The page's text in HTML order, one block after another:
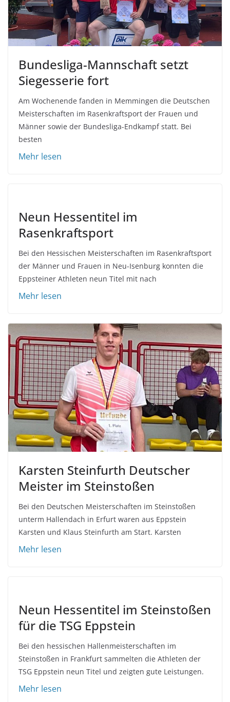
Bundesliga-Mannschaft setzt
Siegesserie fort
Am Wochenende fanden in Memmingen die Deutschen
Meisterschaften im Rasenkraftsport der Frauen und
Männer sowie der Bundesliga-Endkampf statt. Bei
besten
Neun Hessentitel im
Rasenkraftsport
Bei den Hessischen Meisterschaften im Rasenkraftsport
der Männer und Frauen in Neu-Isenburg konnten die
Eppsteiner Athleten neun Titel mit nach
Karsten Steinfurth Deutscher
Meister im Steinstoßen
Bei den Deutschen Meisterschaften im Steinstoßen
unterm Hallendach in Erfurt waren aus Eppstein
Karsten und Klaus Steinfurth am Start. Karsten
Neun Hessentitel im Steinstoßen
für die TSG Eppstein
Bei den hessischen Hallenmeisterschaften im
Steinstoßen in Frankfurt sammelten die Athleten der
TSG Eppstein neun Titel und zeigten gute Leistungen.